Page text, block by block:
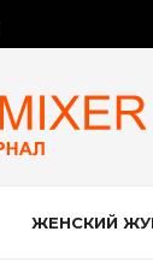
ЖЕНСКИЙ